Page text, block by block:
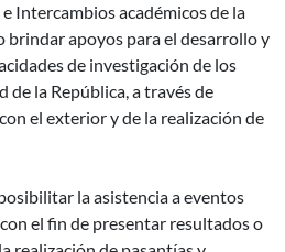
Intercambios académicos de la
brindar apoyos para el desarrollo y
de investigación de los
de la República, a través de
el exterior y de la realización de
la asistencia a eventos
el fin de presentar resultados o